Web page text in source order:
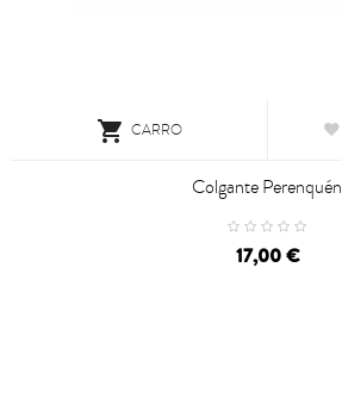
 CARRO
Colgante Perenquén
17,00 €